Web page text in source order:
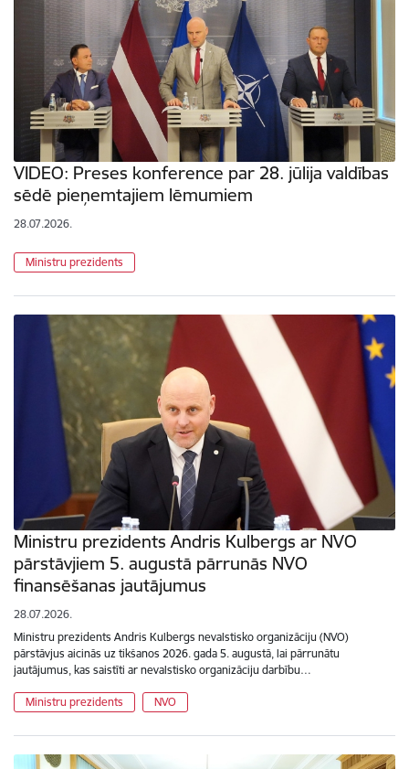
VIDEO: Preses konference par 28. jūlija valdības
sēdē pieņemtajiem lēmumiem
28.07.2026.
Ministru prezidents
Ministru prezidents Andris Kulbergs ar NVO
pārstāvjiem 5. augustā pārrunās NVO
finansēšanas jautājumus
28.07.2026.
Ministru prezidents Andris Kulbergs nevalstisko organizāciju (NVO)
pārstāvjus aicinās uz tikšanos 2026. gada 5. augustā, lai pārrunātu
jautājumus, kas saistīti ar nevalstisko organizāciju darbību…
Ministru prezidents NVO